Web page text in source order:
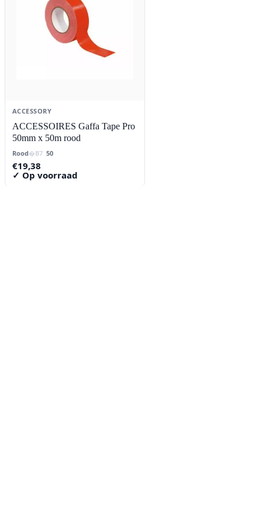
ACCESSORY
ACCESSOIRES Gaffa Tape Pro
50mm x 50m rood
Rood 50
€19,38
✓ Op voorraad